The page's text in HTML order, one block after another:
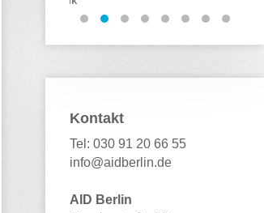
info@aidberlin.de
Ruschestraße 70